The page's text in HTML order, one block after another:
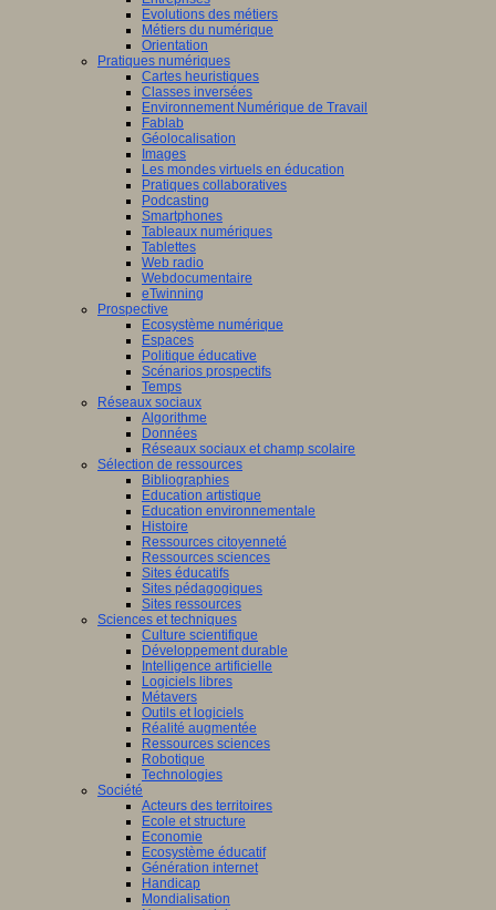
Evolutions des métiers
Métiers du numérique
Orientation
Pratiques numériques
Cartes heuristiques
Classes inversées
Environnement Numérique de Travail
Fablab
Géolocalisation
Images
Les mondes virtuels en éducation
Pratiques collaboratives
Podcasting
Smartphones
Tableaux numériques
Tablettes
Web radio
Webdocumentaire
eTwinning
Prospective
Ecosystème numérique
Espaces
Politique éducative
Scénarios prospectifs
Temps
Réseaux sociaux
Algorithme
Données
Réseaux sociaux et champ scolaire
Sélection de ressources
Bibliographies
Education artistique
Education environnementale
Histoire
Ressources citoyenneté
Ressources sciences
Sites éducatifs
Sites pédagogiques
Sites ressources
Sciences et techniques
Culture scientifique
Développement durable
Intelligence artificielle
Logiciels libres
Métavers
Outils et logiciels
Réalité augmentée
Ressources sciences
Robotique
Technologies
Société
Acteurs des territoires
Ecole et structure
Economie
Ecosystème éducatif
Génération internet
Handicap
Mondialisation